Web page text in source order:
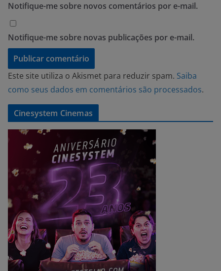
Notifique-me sobre novos comentários por e-mail.
Notifique-me sobre novas publicações por e-mail.
Este site utiliza o Akismet para reduzir spam. Saiba
como seus dados em comentários são processados.
Cinesystem Cinemas